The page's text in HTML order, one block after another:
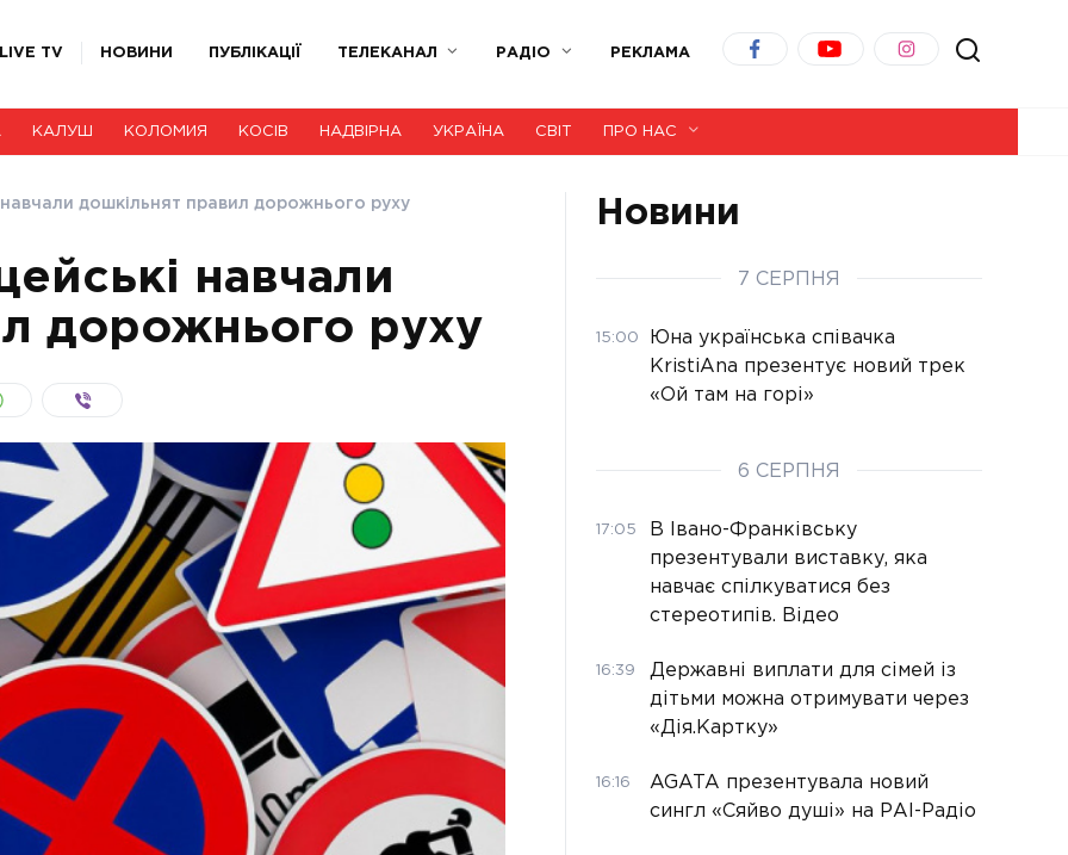
TV НОВИНИ ПУБЛІКАЦІЇ ТЕЛЕКАНАЛ РАДІО РЕКЛАМА
КАЛУШ КОЛОМИЯ КОСІВ НАДВІРНА УКРАЇНА СВІТ ПРО НАС
навчали дошкільнят правил дорожнього руху
навчали
дорожнього руху
Новини
7 СЕРПНЯ
15:00
Юна українська співачка
KristiAna презентує новий трек
«Ой там на горі»
6 СЕРПНЯ
17:05
В Івано-Франківську
презентували виставку, яка
навчає спілкуватися без
стереотипів. Відео
16:39
Державні виплати для сімей із
дітьми можна отримувати через
«Дія.Картку»
16:16
AGATA презентувала новий
сингл «Сяйво душі» на РАІ-Радіо